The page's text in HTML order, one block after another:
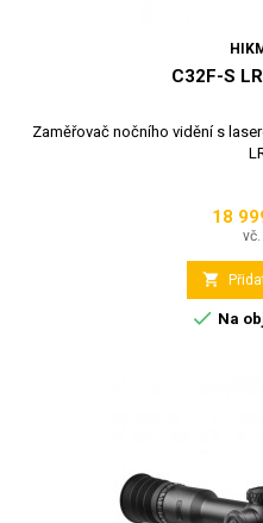
C32F-S
Zaměřovač nočního vidění s
18
vč.

 Na